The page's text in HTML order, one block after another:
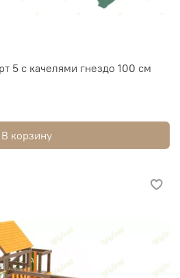
5 с качелями гнездо 100 см
В корзину